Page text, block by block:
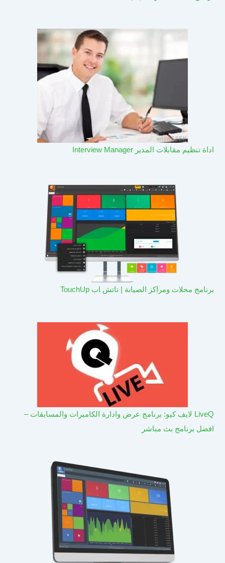
اداة تنظيم مقابلات المدير Interview Manager
برنامج محلات ومراكز الصيانة | تاتش اب TouchUp
LiveQ لايف كيو: برنامج عرض وادارة الكاميرات والمسابقات –
افضل برنامج بث مباشر